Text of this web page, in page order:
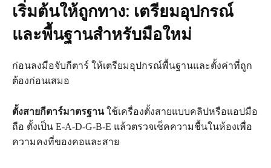
เริ่มต้นให้ถูกทาง: เตรียมอุปกรณ์
และพื้นฐานสำหรับมือใหม่
ก่อนลงมือจับกีตาร์ ให้เตรียมอุปกรณ์พื้นฐานและตั้งค่าที่ถูก
ต้องก่อนเสมอ
ตั้งสายกีตาร์มาตรฐานใช้เครื่องตั้งสายแบบคลิปหรือแอปมือ
ถือ ตั้งเป็น E‑A‑D‑G‑B‑E แล้วตรวจเช็คความชื้นในห้องเพื่อ
ความคงที่ของคอและสาย